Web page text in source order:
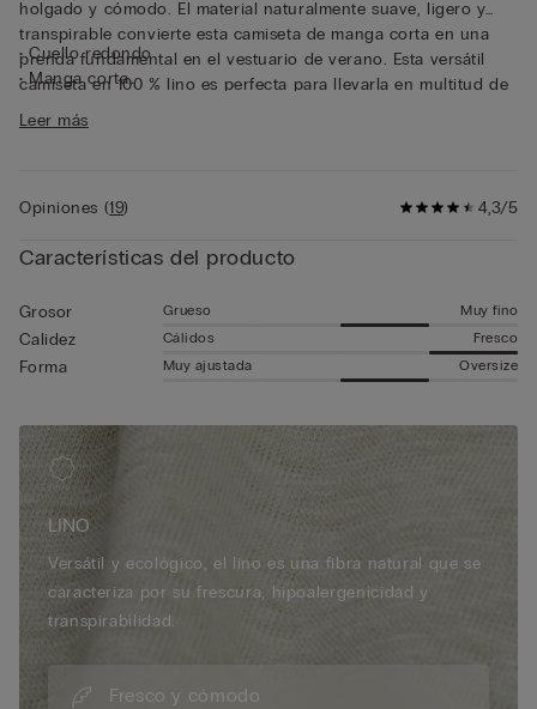
holgado y cómodo. El material naturalmente suave, ligero y
transpirable convierte esta camiseta de manga corta en una
prenda fundamental en el vestuario de verano. Esta versátil
camiseta en 100 % lino es perfecta para llevarla en multitud de
ocasiones: tanto sola para un look informal y práctico, como
combinada con una chaqueta para un estilo más sofisticado.
• Cuello redondo
• Manga corta
• El modelo mide 185 cm y lleva la talla L
Leer más
4,3/5
Opiniones (19)
Características del producto
Grosor Grueso Muy fino
Calidez Cálidos Fresco
Forma Muy ajustada Oversize
LINO
Versátil y ecológico, el lino es una fibra natural que se
caracteriza por su frescura, hipoalergenicidad y
transpirabilidad.
Fresco y cómodo